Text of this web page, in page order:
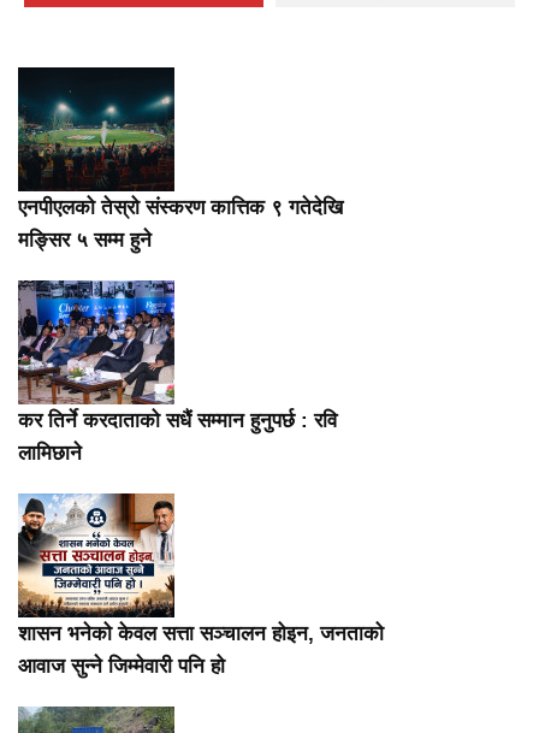
एनपीएलको तेस्रो संस्करण कात्तिक ९ गतेदेखि
मङ्सिर ५ सम्म हुने
कर तिर्ने करदाताको सधैं सम्मान हुनुपर्छ : रवि
लामिछाने
शासन भनेको केवल सत्ता सञ्चालन होइन, जनताको
आवाज सुन्ने जिम्मेवारी पनि हो